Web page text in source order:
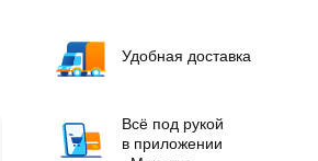
Удобная доставка
Всё под рукой
в приложении